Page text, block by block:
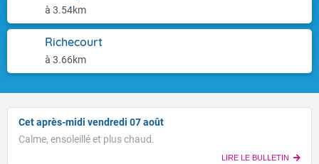
à 3.54km
Richecourt
à 3.66km
Cet après-midi vendredi 07 août
Calme, ensoleillé et plus chaud.
LIRE LE BULLETIN